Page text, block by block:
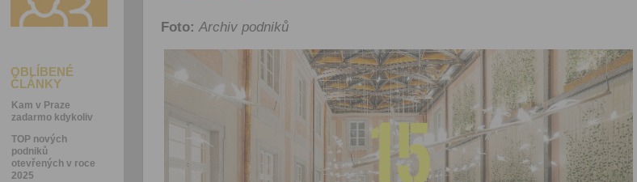
OBLÍBENÉ
ČLÁNKY
Kam v Praze
zadarmo kdykoliv
TOP nových
podniků
otevřených v roce
2025
Foto:Archiv podniků